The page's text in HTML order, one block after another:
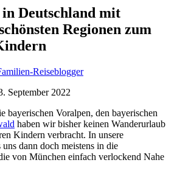
Deutschland mit
Regionen zum
Reiseblogger
September 2022
bayerischen Voralpen, den bayerischen
haben wir bisher keinen Wanderurlaub
Kindern verbracht. In unsere
dann doch meistens in die
von München einfach verlockend Nahe